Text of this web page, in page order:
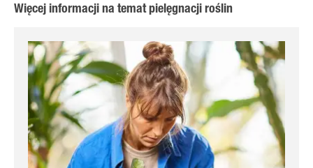
Więcej informacji na temat pielęgnacji roślin